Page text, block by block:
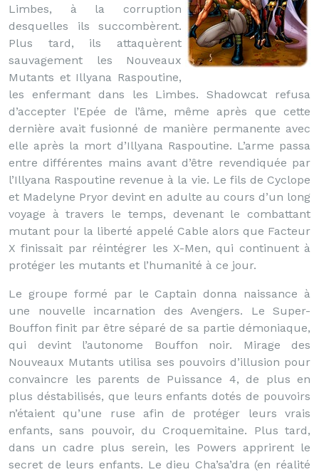
Limbes, à la corruption
desquelles ils succombèrent.
Plus tard, ils attaquèrent
sauvagement les Nouveaux
Mutants et Illyana Raspoutine,
les enfermant dans les Limbes. Shadowcat refusa
d’accepter l’Epée de l’âme, même après que cette
dernière avait fusionné de manière permanente avec
elle après la mort d’Illyana Raspoutine. L’arme passa
entre différentes mains avant d’être revendiquée par
l’Illyana Raspoutine revenue à la vie. Le fils de Cyclope
et Madelyne Pryor devint en adulte au cours d’un long
voyage à travers le temps, devenant le combattant
mutant pour la liberté appelé Cable alors que Facteur
X finissait par réintégrer les X-Men, qui continuent à
protéger les mutants et l’humanité à ce jour.
Le groupe formé par le Captain donna naissance à
une nouvelle incarnation des Avengers. Le Super-
Bouffon finit par être séparé de sa partie démoniaque,
qui devint l’autonome Bouffon noir. Mirage des
Nouveaux Mutants utilisa ses pouvoirs d’illusion pour
convaincre les parents de Puissance 4, de plus en
plus déstabilisés, que leurs enfants dotés de pouvoirs
n’étaient qu’une ruse afin de protéger leurs vrais
enfants, sans pouvoir, du Croquemitaine. Plus tard,
dans un cadre plus serein, les Powers apprirent le
secret de leurs enfants. Le dieu Cha’sa’dra (en réalité